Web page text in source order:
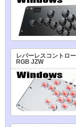
レバーレスコントロ
RGB JZW